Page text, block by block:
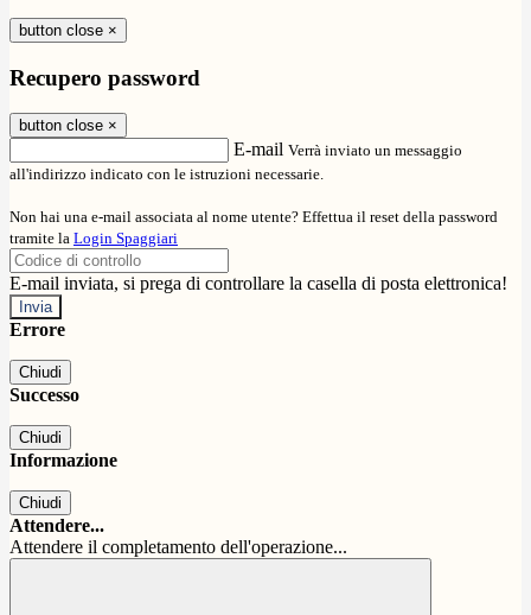
button close ×
Recupero password
button close ×
E-mail Verrà inviato un messaggio
all'indirizzo indicato con le istruzioni necessarie.
Non hai una e-mail associata al nome utente? Effettua il reset della password
tramite la Login Spaggiari
E-mail inviata, si prega di controllare la casella di posta elettronica!
Errore
Chiudi
Successo
Chiudi
Informazione
Chiudi
Attendere...
Attendere il completamento dell'operazione...